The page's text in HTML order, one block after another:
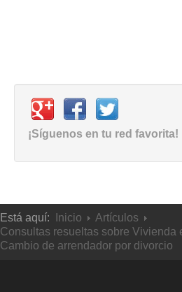
¡Síguenos en tu red favorita!
Está aquí: Inicio
Artículos
Consultas resueltas sobre Vivienda
Cambio de arrendador por divorcio